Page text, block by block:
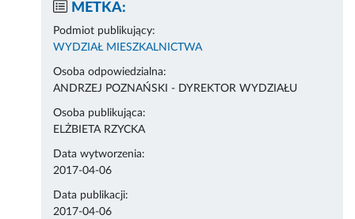
METKA:
Podmiot publikujący:
WYDZIAŁ MIESZKALNICTWA
Osoba odpowiedzialna:
ANDRZEJ POZNAŃSKI - DYREKTOR WYDZIAŁU
Osoba publikująca:
ELŻBIETA RZYCKA
Data wytworzenia:
2017-04-06
Data publikacji:
2017-04-06